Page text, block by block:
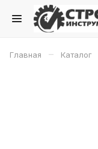
Главная – Каталог